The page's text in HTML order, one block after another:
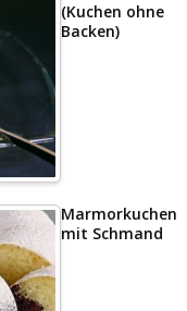
(Kuchen ohne
Backen)
Marmorkuchen
mit Schmand